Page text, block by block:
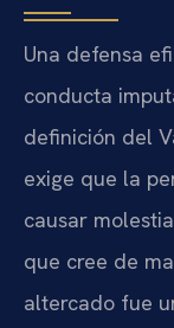
Una defensa
conducta
definición del
exige que la
causar
que cree de
altercado fue